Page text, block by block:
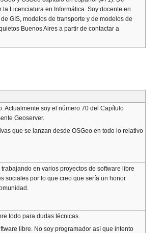
Licenciatura en Informática. Soy docente en
GIS, modelos de transporte y de modelos de
Buenos Aires a partir de contactar a
Actualmente soy el número 70 del Capítulo
Geoserver.
que se lanzan desde OSGeo en todo lo relativo
en varios proyectos de software libre
sociales por lo que creo que sería un honor
todo para dudas técnicas.
libre. No soy programador así que intento